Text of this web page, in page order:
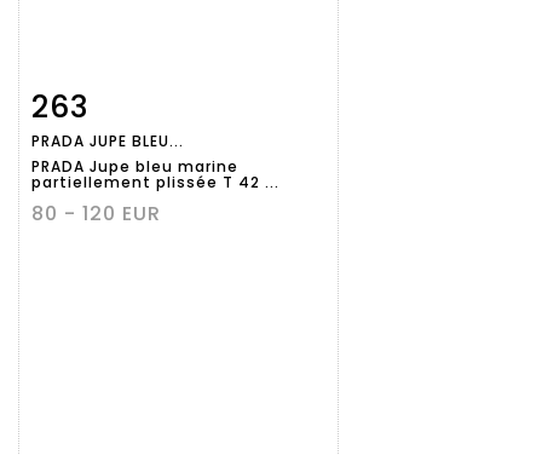
Fiche
détaillée
263
PRADA JUPE BLEU...
PRADA Jupe bleu marine
partiellement plissée T 42 ...
80 - 120 EUR